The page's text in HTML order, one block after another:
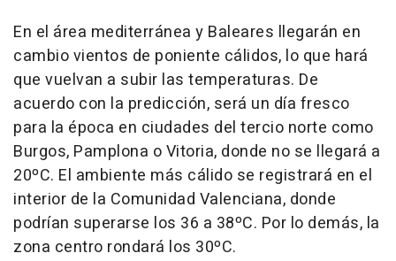
En el área mediterránea y Baleares llegarán en
cambio vientos de poniente cálidos, lo que hará
que vuelvan a subir las temperaturas. De
acuerdo con la predicción, será un día fresco
para la época en ciudades del tercio norte como
Burgos, Pamplona o Vitoria, donde no se llegará a
20ºC. El ambiente más cálido se registrará en el
interior de la Comunidad Valenciana, donde
podrían superarse los 36 a 38ºC. Por lo demás, la
zona centro rondará los 30ºC.